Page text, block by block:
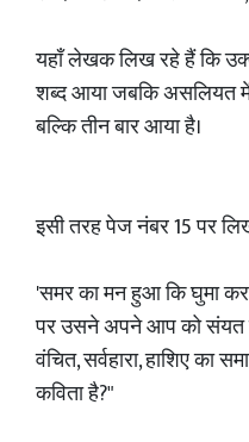
यहाँ लेखक लिख रहे हैं कि
शब्द आया जबकि असलियत में
बल्कि तीन बार आया है।
इसी तरह पेज नंबर 15 पर
'समर का मन हुआ कि घुमा
पर उसने अपने आप को संयत
वंचित, सर्वहारा, हाशिए का
कविता है?"